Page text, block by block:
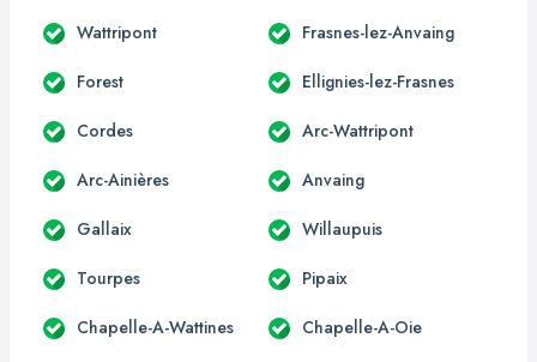
Wattripont Frasnes-lez-Anvaing
Forest Ellignies-lez-Frasnes
Cordes Arc-Wattripont
Arc-Ainières Anvaing
Gallaix Willaupuis
Tourpes Pipaix
Chapelle-A-Wattines Chapelle-A-Oie